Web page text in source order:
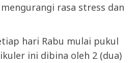
rasa stress dan
hari Rabu mulai pukul
ini dibina oleh 2 (dua)